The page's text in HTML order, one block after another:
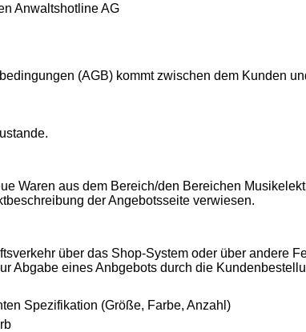
Anwaltshotline AG
(AGB) kommt zwischen dem Kunden
Waren aus dem Bereich/den Bereichen
der Angebotsseite verwiesen.
über das Shop-System oder über
Abgabe eines Anbgebots durch die
Spezifikation (Größe, Farbe, Anzahl)